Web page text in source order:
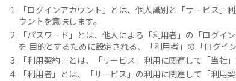
「ログインアカウント」とは、個人識別と「サービス
ウントを意味します。
「パスワード」とは、他人による「利用者」の「ログ
を 目的とするために設定される、「利用者」の「ログイ
「利用契約」とは、「サービス」利用に関連して「当社
「利用者」とは、「サービス」の利用に関連して「利用